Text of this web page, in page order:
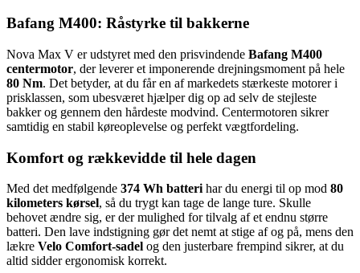
Bafang M400: Råstyrke til bakkerne
Nova Max V er udstyret med den prisvindende Bafang M400
centermotor, der leverer et imponerende drejningsmoment på hele
80 Nm. Det betyder, at du får en af markedets stærkeste motorer i
prisklassen, som ubesværet hjælper dig op ad selv de stejleste
bakker og gennem den hårdeste modvind. Centermotoren sikrer
samtidig en stabil køreoplevelse og perfekt vægtfordeling.
Komfort og rækkevidde til hele dagen
Med det medfølgende 374 Wh batteri har du energi til op mod 80
kilometers kørsel, så du trygt kan tage de lange ture. Skulle
behovet ændre sig, er der mulighed for tilvalg af et endnu større
batteri. Den lave indstigning gør det nemt at stige af og på, mens den
lækre Velo Comfort-sadel og den justerbare frempind sikrer, at du
altid sidder ergonomisk korrekt.